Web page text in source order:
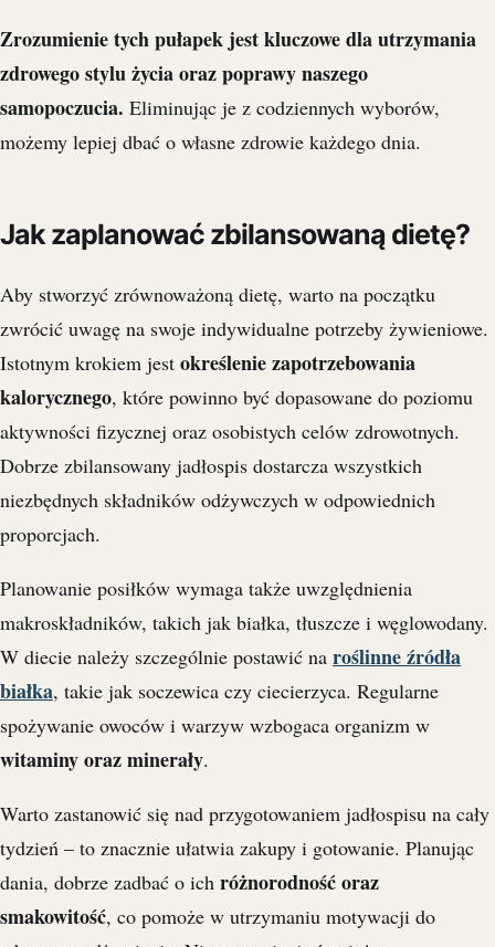
Zrozumienie tych pułapek jest kluczowe dla utrzymania
zdrowego stylu życia oraz poprawy naszego
samopoczucia. Eliminując je z codziennych wyborów,
możemy lepiej dbać o własne zdrowie każdego dnia.
Jak zaplanować zbilansowaną dietę?
Aby stworzyć zrównoważoną dietę, warto na początku
zwrócić uwagę na swoje indywidualne potrzeby żywieniowe.
Istotnym krokiem jest określenie zapotrzebowania
kalorycznego, które powinno być dopasowane do poziomu
aktywności fizycznej oraz osobistych celów zdrowotnych.
Dobrze zbilansowany jadłospis dostarcza wszystkich
niezbędnych składników odżywczych w odpowiednich
proporcjach.
Planowanie posiłków wymaga także uwzględnienia
makroskładników, takich jak białka, tłuszcze i węglowodany.
W diecie należy szczególnie postawić na roślinne źródła
białka, takie jak soczewica czy ciecierzyca. Regularne
spożywanie owoców i warzyw wzbogaca organizm w
witaminy oraz minerały.
Warto zastanowić się nad przygotowaniem jadłospisu na cały
tydzień – to znacznie ułatwia zakupy i gotowanie. Planując
dania, dobrze zadbać o ich różnorodność oraz
smakowitość, co pomoże w utrzymaniu motywacji do